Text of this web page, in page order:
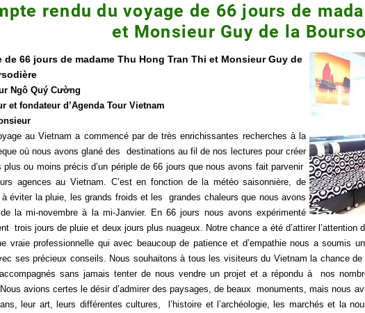
rendu du voyage de 66 jours de
et Monsieur Guy de la
de 66 jours de madame Thu Hong Tran Thi et Monsieur Guy de
Ngô Quý Cường
et fondateur d’Agenda Tour Vietnam
au Vietnam a commencé par de très enrichissantes recherches à la
où nous avons glané des destinations au fil de nos lectures pour créer
plus ou moins précis d’un périple de 66 jours que nous avons fait parvenir
agences au Vietnam. C’est en fonction de la météo saisonnière, de
à éviter la pluie, les grands froids et les grandes chaleurs que nous avons
la mi-novembre à la mi-Janvier. En 66 jours nous avons expérimenté
trois jours de pluie et deux jours plus nuageux. Notre chance a été d’attirer
vraie professionnelle qui avec beaucoup de patience et d’empathie nous a soumis
ses précieux conseils. Nous souhaitons à tous les visiteurs du Vietnam la chance
sans jamais tenter de nous vendre un projet et a répondu à nos
avions certes le désir d’admirer des paysages, de beaux monuments, mais nous
leur art, leurs différentes cultures, l’histoire et l’archéologie, les marchés et la